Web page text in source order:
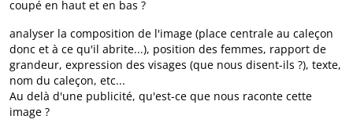
coupé en haut et en bas ?
analyser la composition de l'image (place centrale au caleçon
donc et à ce qu'il abrite...), position des femmes, rapport de
grandeur, expression des visages (que nous disent-ils ?), texte,
nom du caleçon, etc...
Au delà d'une publicité, qu'est-ce que nous raconte cette
image ?